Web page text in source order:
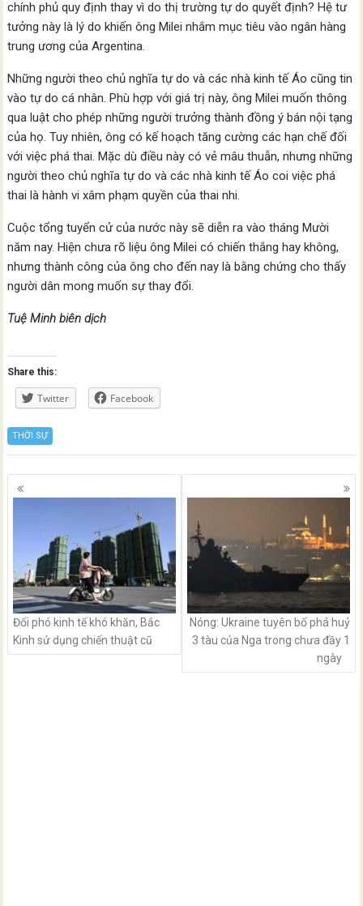
chính phủ quy định thay vì do thị trường tự do quyết định? Hệ tư
tưởng này là lý do khiến ông Milei nhắm mục tiêu vào ngân hàng
trung ương của Argentina.
Những người theo chủ nghĩa tự do và các nhà kinh tế Áo cũng tin
vào tự do cá nhân. Phù hợp với giá trị này, ông Milei muốn thông
qua luật cho phép những người trưởng thành đồng ý bán nội tạng
của họ. Tuy nhiên, ông có kế hoạch tăng cường các hạn chế đối
với việc phá thai. Mặc dù điều này có vẻ mâu thuẫn, nhưng những
người theo chủ nghĩa tự do và các nhà kinh tế Áo coi việc phá
thai là hành vi xâm phạm quyền của thai nhi.
Cuộc tổng tuyển cử của nước này sẽ diễn ra vào tháng Mười
năm nay. Hiện chưa rõ liệu ông Milei có chiến thắng hay không,
nhưng thành công của ông cho đến nay là bằng chứng cho thấy
người dân mong muốn sự thay đổi.
Tuệ Minh biên dịch
Share this:
Twitter Facebook
THỜI SỰ
Posts
navigation
Đối phó kinh tế khó khăn, Bắc
Kinh sử dụng chiến thuật cũ
Nóng: Ukraine tuyên bố phá huỷ
3 tàu của Nga trong chưa đầy 1
ngày